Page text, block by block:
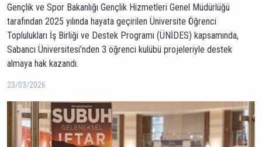
Gençlik ve Spor Bakanlığı Gençlik Hizmetleri Genel Müdürlüğü
tarafından 2025 yılında hayata geçirilen Üniversite Öğrenci
Toplulukları İş Birliği ve Destek Programı (ÜNİDES) kapsamında,
Sabancı Üniversitesi’nden 3 öğrenci kulübü projeleriyle destek
almaya hak kazandı.
23/03/2026